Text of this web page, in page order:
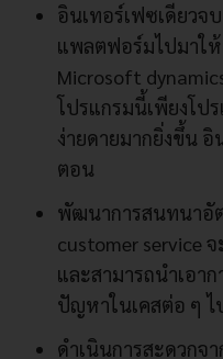
อินเทอร์เฟซเดียวจ
แพลตฟอร์มไปมาให้
Microsoft
โปรแกรมนี้เพียงโป
ง่ายดายมากยิ่งขึ้น
ตอน
พัฒนาการสนทนาอั
customer service
และสามารถนำเอา
ปัญหาในเคสต่อ ๆ ไ
ดำเนินการสะดวกจ